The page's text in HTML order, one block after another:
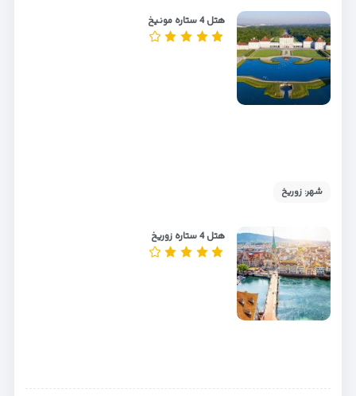
هتل 4 ستاره مونیخ
شهر: زوریخ
هتل 4 ستاره زوریخ